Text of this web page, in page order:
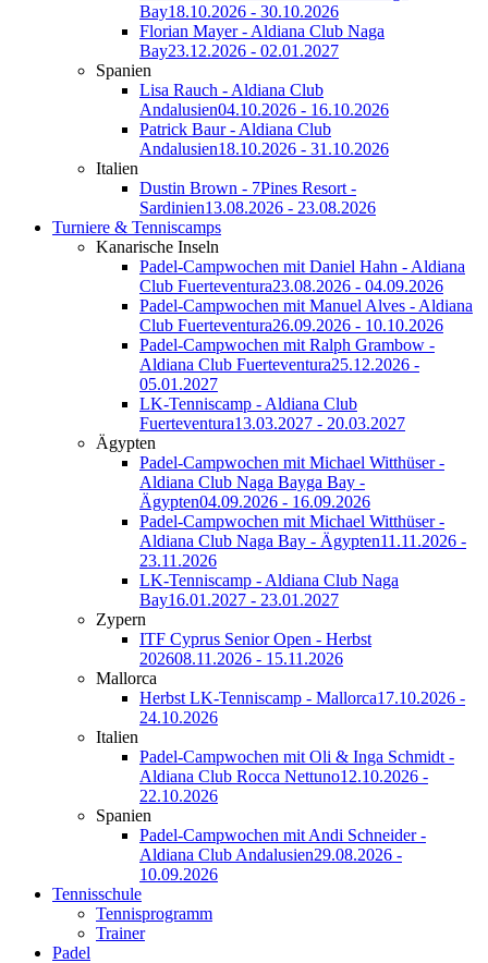
Bay18.10.2026 - 30.10.2026
Florian Mayer - Aldiana Club Naga
Bay23.12.2026 - 02.01.2027
Spanien
Lisa Rauch - Aldiana Club
Andalusien04.10.2026 - 16.10.2026
Patrick Baur - Aldiana Club
Andalusien18.10.2026 - 31.10.2026
Italien
Dustin Brown - 7Pines Resort -
Sardinien13.08.2026 - 23.08.2026
Turniere & Tenniscamps
Kanarische Inseln
Padel-Campwochen mit Daniel Hahn - Aldiana
Club Fuerteventura23.08.2026 - 04.09.2026
Padel-Campwochen mit Manuel Alves - Aldiana
Club Fuerteventura26.09.2026 - 10.10.2026
Padel-Campwochen mit Ralph Grambow -
Aldiana Club Fuerteventura25.12.2026 -
05.01.2027
LK-Tenniscamp - Aldiana Club
Fuerteventura13.03.2027 - 20.03.2027
Ägypten
Padel-Campwochen mit Michael Witthüser -
Aldiana Club Naga Bayga Bay -
Ägypten04.09.2026 - 16.09.2026
Padel-Campwochen mit Michael Witthüser -
Aldiana Club Naga Bay - Ägypten11.11.2026 -
23.11.2026
LK-Tenniscamp - Aldiana Club Naga
Bay16.01.2027 - 23.01.2027
Zypern
ITF Cyprus Senior Open - Herbst
202608.11.2026 - 15.11.2026
Mallorca
Herbst LK-Tenniscamp - Mallorca17.10.2026 -
24.10.2026
Italien
Padel-Campwochen mit Oli & Inga Schmidt -
Aldiana Club Rocca Nettuno12.10.2026 -
22.10.2026
Spanien
Padel-Campwochen mit Andi Schneider -
Aldiana Club Andalusien29.08.2026 -
10.09.2026
Tennisschule
Tennisprogramm
Trainer
Padel